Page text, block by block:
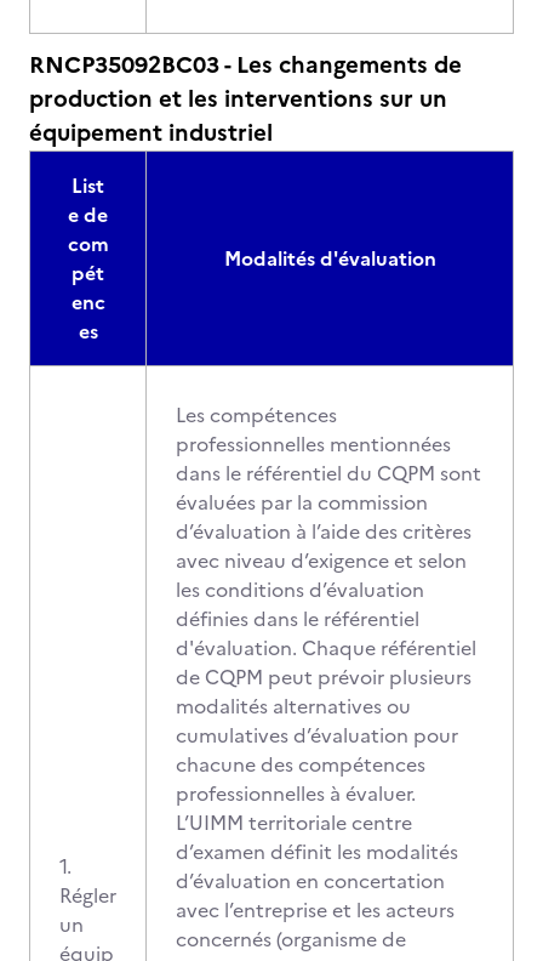
RNCP35092BC03 - Les changements de
production et les interventions sur un
équipement industriel
List
e de
com
pét
enc
es
Modalités d'évaluation
1.
Régler
un
équip
Les compétences
professionnelles mentionnées
dans le référentiel du CQPM sont
évaluées par la commission
d’évaluation à l’aide des critères
avec niveau d’exigence et selon
les conditions d’évaluation
définies dans le référentiel
d'évaluation. Chaque référentiel
de CQPM peut prévoir plusieurs
modalités alternatives ou
cumulatives d’évaluation pour
chacune des compétences
professionnelles à évaluer.
L’UIMM territoriale centre
d’examen définit les modalités
d’évaluation en concertation
avec l’entreprise et les acteurs
concernés (organisme de